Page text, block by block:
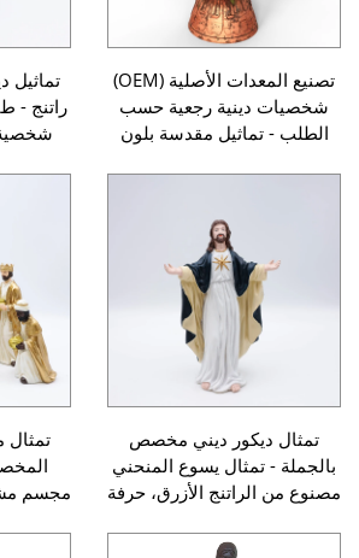
تصنيع المعدات الأصلية (OEM)
شخصيات دينية رجعية حسب
الطلب - تماثيل مقدسة بلون
تماثيل
راتنج -
شخصية
تمثال ديكور ديني مخصص
بالجملة - تمثال يسوع المنحني
مصنوع من الراتنج الأزرق، حرفة
تمثال ومجسم
تمثال
مجسم